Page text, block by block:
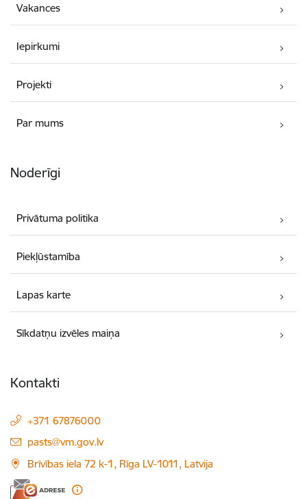
Vakances
Iepirkumi
Projekti
Par mums
Noderīgi
Privātuma politika
Piekļūstamība
Lapas karte
Sīkdatņu izvēles maiņa
Kontakti
+371 67876000
E-pasts:
pasts@vm.gov.lv
Brīvības iela 72 k-1, Rīga LV-1011, Latvija